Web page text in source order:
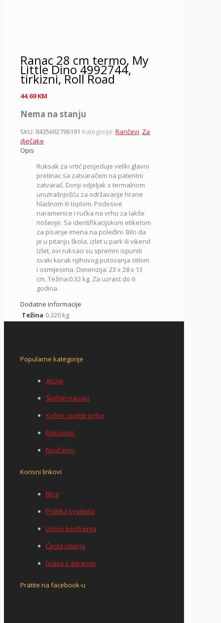
Ranac 28 cm termo, My
Little Dino 4992744,
tirkizni, Roll Road
44.69KM
Nema na stanju
SKU: 8435692796191 Kategorije: Rančevi, Za
dječake
Opis
Ruksak za vrtić posjeduje veliki glavni
pretinac sa zatvaračem na patentni
zatvarač. Donji odjeljak s termalnom
unutrašnjošću za održavanje hrane
hladnom ili toplom. Podesive
naramenice i ručka na vrhu za lakše
nošenje. Sa identifikacijskom etiketom
za pisanje imena na poleđini. Bilo da
je u pitanju škola, izlet u park ili vikend
izlet, ovi ruksaci su spremni ispuniti
svaki korak njihovog putovanja stilom
i osmijesima. Dimenzija: 23 x 28 x 13
cm. Težina:0.32 kg. Za uzrast do 6
godina.
Dodatne informacije
Težina 0.320 kg
Popularne kategorije
Akcije
Školski ruksaci
Koferi i putne torbe
Rokovnici
Novčanici
Korisni linkovi
Blog
Politika kvaliteta
Uslovi korišćenja
Česta pitanja
Izjava o garanciji
Pratite na facebook-u